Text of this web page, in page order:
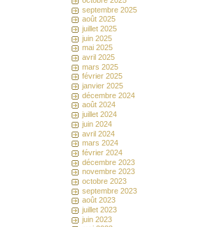
septembre 2025
août 2025
juillet 2025
juin 2025
mai 2025
avril 2025
mars 2025
février 2025
janvier 2025
décembre 2024
août 2024
juillet 2024
juin 2024
avril 2024
mars 2024
février 2024
décembre 2023
novembre 2023
octobre 2023
septembre 2023
août 2023
juillet 2023
juin 2023